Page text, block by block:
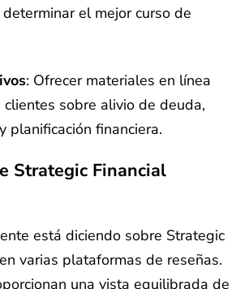
el mejor curso de
: Ofrecer materiales en línea
sobre alivio de deuda,
planificación financiera.
Strategic Financial
está diciendo sobre Strategic
varias plataformas de reseñas.
una vista equilibrada de